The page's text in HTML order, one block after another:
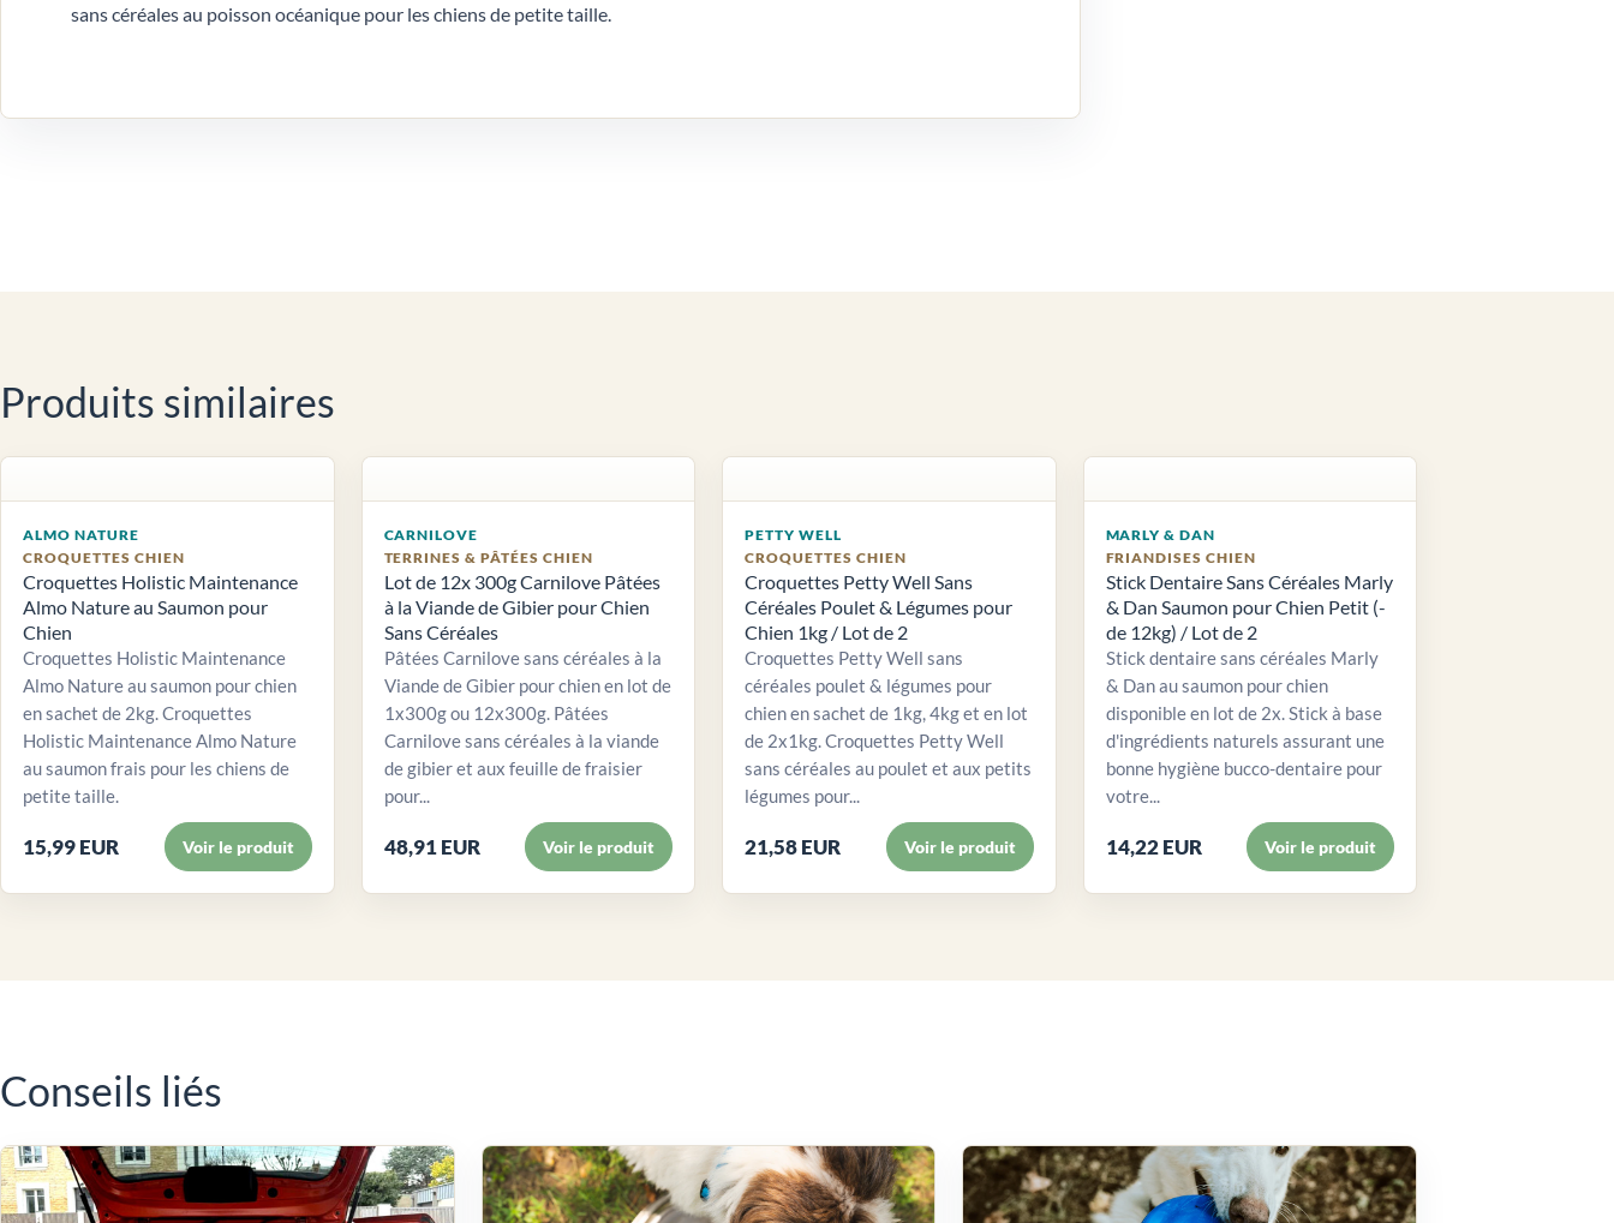
sans céréales au poisson océanique pour les chiens de petite taille.
Produits similaires
ALMO NATURE
CROQUETTES CHIEN
Croquettes Holistic Maintenance
Almo Nature au Saumon pour
Chien
Croquettes Holistic Maintenance
Almo Nature au saumon pour chien
en sachet de 2kg. Croquettes
Holistic Maintenance Almo Nature
au saumon frais pour les chiens de
petite taille.
15,99 EUR Voir le produit
CARNILOVE
TERRINES & PÂTÉES CHIEN
Lot de 12x 300g Carnilove Pâtées
à la Viande de Gibier pour Chien
Sans Céréales
Pâtées Carnilove sans céréales à la
Viande de Gibier pour chien en lot de
1x300g ou 12x300g. Pâtées
Carnilove sans céréales à la viande
de gibier et aux feuille de fraisier
pour...
48,91 EUR Voir le produit
PETTY WELL
CROQUETTES CHIEN
Croquettes Petty Well Sans
Céréales Poulet & Légumes pour
Chien 1kg / Lot de 2
Croquettes Petty Well sans
céréales poulet & légumes pour
chien en sachet de 1kg, 4kg et en lot
de 2x1kg. Croquettes Petty Well
sans céréales au poulet et aux petits
légumes pour...
21,58 EUR Voir le produit
MARLY & DAN
FRIANDISES CHIEN
Stick Dentaire Sans Céréales Marly
& Dan Saumon pour Chien Petit (-
de 12kg) / Lot de 2
Stick dentaire sans céréales Marly
& Dan au saumon pour chien
disponible en lot de 2x. Stick à base
d'ingrédients naturels assurant une
bonne hygiène bucco-dentaire pour
votre...
14,22 EUR Voir le produit
Conseils liés